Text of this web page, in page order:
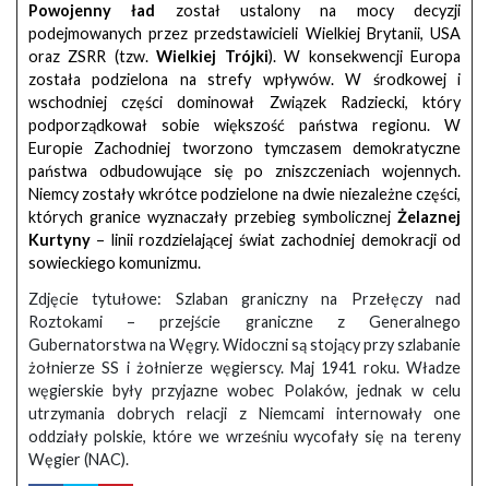
Powojenny ład został ustalony na mocy decyzji
podejmowanych przez przedstawicieli Wielkiej Brytanii, USA
oraz ZSRR (tzw.Wielkiej Trójki). W konsekwencji Europa
została podzielona na strefy wpływów. W środkowej i
wschodniej części dominował Związek Radziecki, który
podporządkował sobie większość państwa regionu. W
Europie Zachodniej tworzono tymczasem demokratyczne
państwa odbudowujące się po zniszczeniach wojennych.
Niemcy zostały wkrótce podzielone na dwie niezależne części,
których granice wyznaczały przebieg symbolicznej Żelaznej
Kurtyny – linii rozdzielającej świat zachodniej demokracji od
sowieckiego komunizmu.
Zdjęcie tytułowe: Szlaban graniczny na Przełęczy nad
Roztokami – przejście graniczne z Generalnego
Gubernatorstwa na Węgry. Widoczni są stojący przy szlabanie
żołnierze SS i żołnierze węgierscy. Maj 1941 roku. Władze
węgierskie były przyjazne wobec Polaków, jednak w celu
utrzymania dobrych relacji z Niemcami internowały one
oddziały polskie, które we wrześniu wycofały się na tereny
Węgier (NAC).